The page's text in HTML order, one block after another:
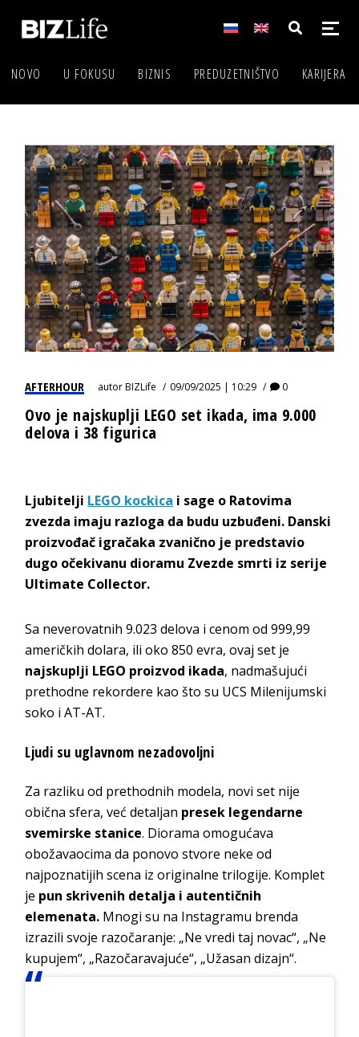
NOVO U FOKUSU BIZNIS PREDUZETNIŠTVO KARIJERA
AFTERHOUR autorBIZLife 09/09/2025 | 10:29 0
Ovo je najskuplji LEGO set ikada, ima 9.000
delova i 38 figurica
Ljubitelji LEGO kockica i sage o Ratovima
zvezda imaju razloga da budu uzbuđeni. Danski
proizvođač igračaka zvanično je predstavio
dugo očekivanu dioramu Zvezde smrti iz serije
Ultimate Collector.
Sa neverovatnih 9.023 delova i cenom od 999,99
američkih dolara, ili oko 850 evra, ovaj set je
najskuplji LEGO proizvod ikada, nadmašujući
prethodne rekordere kao što su UCS Milenijumski
soko i AT-AT.
Ljudi su uglavnom nezadovoljni
Za razliku od prethodnih modela, novi set nije
obična sfera, već detaljan presek legendarne
svemirske stanice. Diorama omogućava
obožavaocima da ponovo stvore neke od
najpoznatijih scena iz originalne trilogije. Komplet
je pun skrivenih detalja i autentičnih
elemenata. Mnogi su na Instagramu brenda
izrazili svoje razočaranje: „Ne vredi taj novac“, „Ne
kupujem“, „Razočaravajuće“, „Užasan dizajn“.